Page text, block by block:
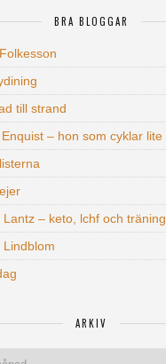
BRA BLOGGAR
till strand
– hon som cyklar lite
Lantz – keto, lchf och träning
Lindblom
ARKIV